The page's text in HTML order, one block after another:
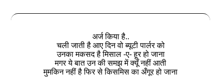
अर्ज किया है..
चली जाती है आए दिन वो ब्यूटी पार्लर को
उनका मकसद है मिसाल -ए- हूर हो जाना
मगर ये बात उन की समझ में क्यूँ नहीं आती
मुमकिन नहीं है फिर से किसमिस का अँगूर हो जाना